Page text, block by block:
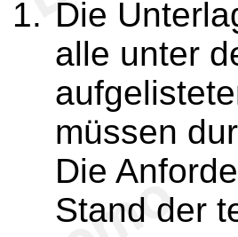
Die
alle unter
müssen
Die
Stand der